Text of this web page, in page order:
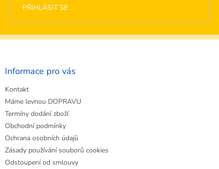
PŘIHLÁSIT SE
Z
Informace pro vás
Kontakt
Máme levnou DOPRAVU
Termíny dodání zboží
Obchodní podmínky
Ochrana osobních údajů
Zásady používání souborů cookies
Odstoupení od smlouvy